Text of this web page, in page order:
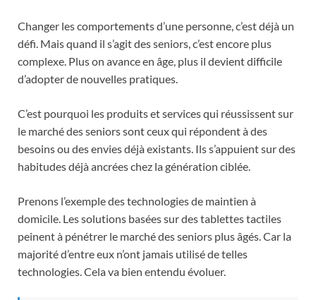
Changer les comportements d’une personne, c’est déjà un
défi. Mais quand il s’agit des seniors, c’est encore plus
complexe. Plus on avance en âge, plus il devient difficile
d’adopter de nouvelles pratiques.
C’est pourquoi les produits et services qui réussissent sur
le marché des seniors sont ceux qui répondent à des
besoins ou des envies déjà existants. Ils s’appuient sur des
habitudes déjà ancrées chez la génération ciblée.
Prenons l’exemple des technologies de maintien à
domicile. Les solutions basées sur des tablettes tactiles
peinent à pénétrer le marché des seniors plus âgés. Car la
majorité d’entre eux n’ont jamais utilisé de telles
technologies. Cela va bien entendu évoluer.